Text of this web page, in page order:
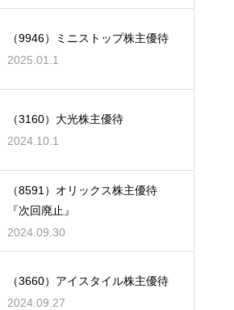
（9946）ミニストップ株主優待
2025.01.1
（3160）大光株主優待
2024.10.1
（8591）オリックス株主優待
『次回廃止』
2024.09.30
（3660）アイスタイル株主優待
2024.09.27